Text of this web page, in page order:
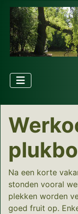
Na een korte
stonden vooral
plekken worden
goed fruit op.